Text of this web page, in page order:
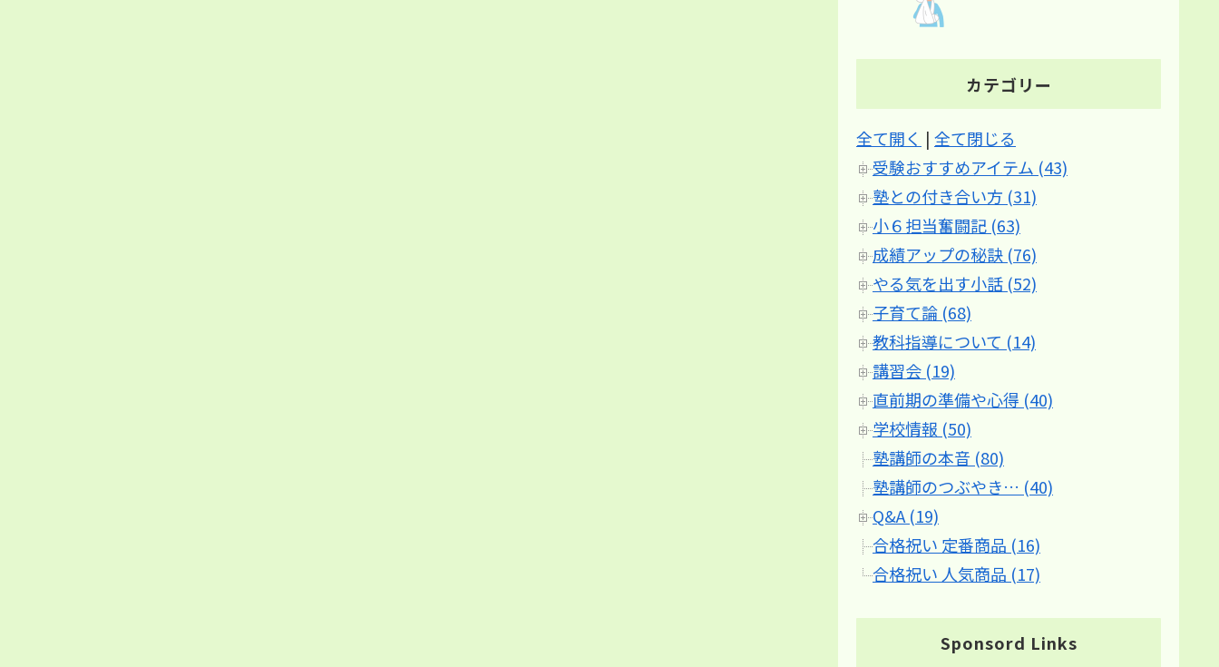
カテゴリー
全て開く | 全て閉じる
受験おすすめアイテム (43)
塾との付き合い方 (31)
小６担当奮闘記 (63)
成績アップの秘訣 (76)
やる気を出す小話 (52)
子育て論 (68)
教科指導について (14)
講習会 (19)
直前期の準備や心得 (40)
学校情報 (50)
塾講師の本音 (80)
塾講師のつぶやき… (40)
Q&A (19)
合格祝い 定番商品 (16)
合格祝い 人気商品 (17)
Sponsord Links